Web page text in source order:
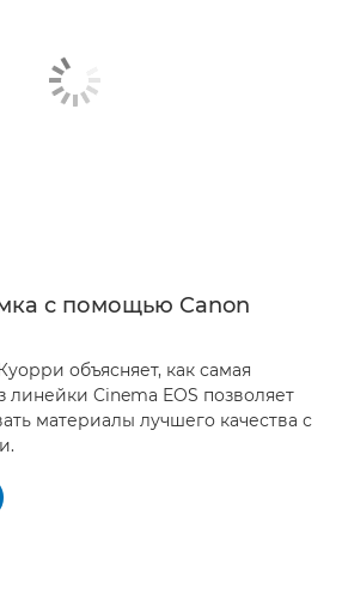
с помощью Canon
объясняет, как самая
линейки Cinema EOS позволяет
материалы лучшего качества с